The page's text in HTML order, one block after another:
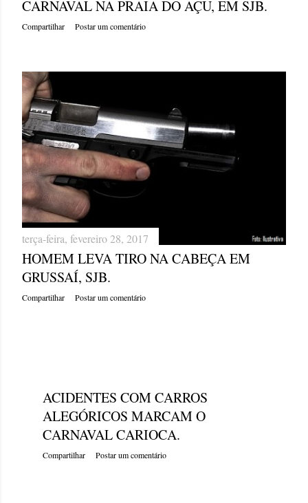
CARNAVAL NA PRAIA DO AÇU, EM SJB.
Compartilhar Postar um comentário
terça-feira, fevereiro 28, 2017
HOMEM LEVA TIRO NA CABEÇA EM
GRUSSAÍ, SJB.
Compartilhar Postar um comentário
ACIDENTES COM CARROS
ALEGÓRICOS MARCAM O
CARNAVAL CARIOCA.
Compartilhar Postar um comentário